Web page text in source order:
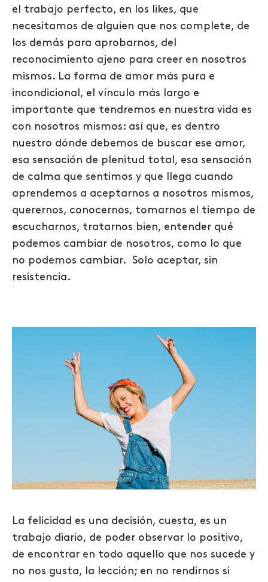
el trabajo perfecto, en los likes, que
necesitamos de alguien que nos complete, de
los demás para aprobarnos, del
reconocimiento ajeno para creer en nosotros
mismos. La forma de amor más pura e
incondicional, el vínculo más largo e
importante que tendremos en nuestra vida es
con nosotros mismos: así que, es dentro
nuestro dónde debemos de buscar ese amor,
esa sensación de plenitud total, esa sensación
de calma que sentimos y que llega cuando
aprendemos a aceptarnos a nosotros mismos,
querernos, conocernos, tomarnos el tiempo de
escucharnos, tratarnos bien, entender qué
podemos cambiar de nosotros, como lo que
no podemos cambiar. Solo aceptar, sin
resistencia.
La felicidad es una decisión, cuesta, es un
trabajo diario, de poder observar lo positivo,
de encontrar en todo aquello que nos sucede y
no nos gusta, la lección; en no rendirnos si